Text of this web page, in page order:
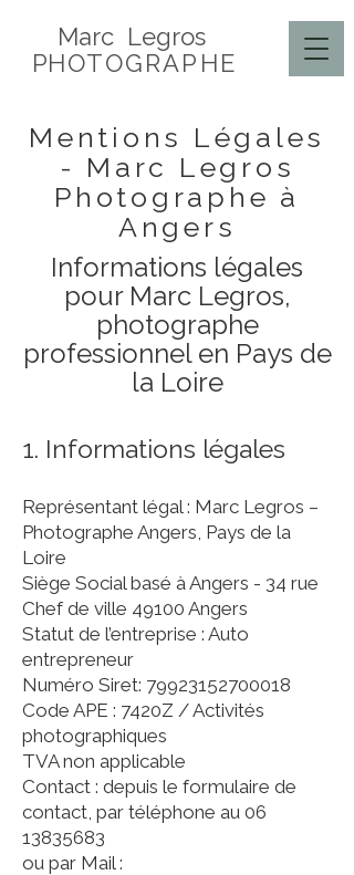
Marc Legros
PHOTOGRAPHE
Mentions Légales
- Marc Legros
Photographe à
Angers
Informations légales
pour Marc Legros,
photographe
professionnel en Pays de
la Loire
1. Informations légales
Représentant légal : Marc Legros –
Photographe Angers, Pays de la
Loire
Siège Social basé à Angers - 34 rue
Chef de ville 49100 Angers
Statut de l’entreprise : Auto
entrepreneur
Numéro Siret: 79923152700018
Code APE : 7420Z / Activités
photographiques
TVA non applicable
Contact : depuis le formulaire de
contact, par téléphone au 06
13835683
ou par Mail :